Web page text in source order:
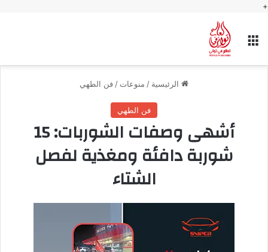
+
القائمة
الرئيسية / منوعات / فن الطهي
فن الطهي
أشهى وصفات الشوربات: 15
شوربة دافئة ومغذية لفصل
الشتاء